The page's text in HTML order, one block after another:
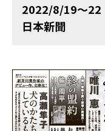
2022/8/19～22
日本新聞